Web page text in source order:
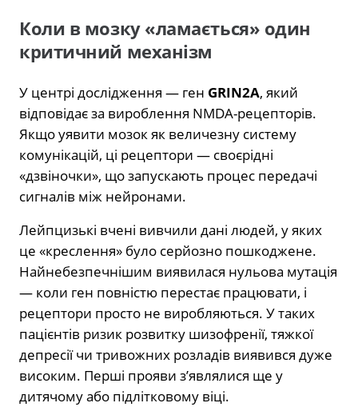
Коли в мозку «ламається» один
критичний механізм
У центрі дослідження — ген GRIN2A, який
відповідає за вироблення NMDA-рецепторів.
Якщо уявити мозок як величезну систему
комунікацій, ці рецептори — своєрідні
«дзвіночки», що запускають процес передачі
сигналів між нейронами.
Лейпцизькі вчені вивчили дані людей, у яких
це «креслення» було серйозно пошкоджене.
Найнебезпечнішим виявилася нульова мутація
— коли ген повністю перестає працювати, і
рецептори просто не виробляються. У таких
пацієнтів ризик розвитку шизофренії, тяжкої
депресії чи тривожних розладів виявився дуже
високим. Перші прояви з’являлися ще у
дитячому або підлітковому віці.